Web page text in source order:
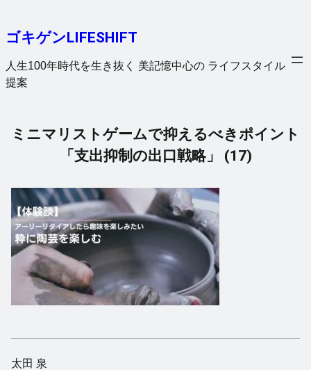
を
ス
キ
ゴキゲンLIFESHIFT
人生100年時代を生き抜く 美記憶中心の ライフスタイル
提案
ミニマリストゲームで抑えるべきポイント
「支出抑制の出口戦略」 (17)
太田 泉